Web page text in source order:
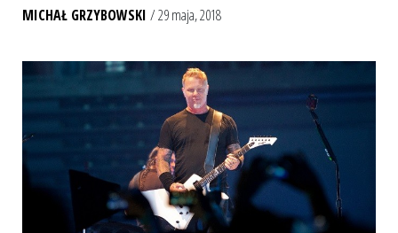
MICHAŁ GRZYBOWSKI / 29 maja, 2018